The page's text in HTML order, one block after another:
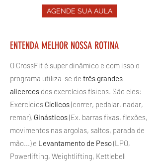
AGENDE SUA AULA
ENTENDA MELHOR NOSSA ROTINA
O CrossFit é super dinâmico e com isso o
programa utiliza-se de três grandes
alicerces dos exercícios físicos. São eles:
Exercícios Cíclicos(correr, pedalar, nadar,
remar), Ginásticos(Ex. barras fixas, flexões,
movimentos nas argolas, saltos, parada de
mão...) e Levantamento de Peso(LPO,
Powerlifting, Weightlifting, Kettlebell